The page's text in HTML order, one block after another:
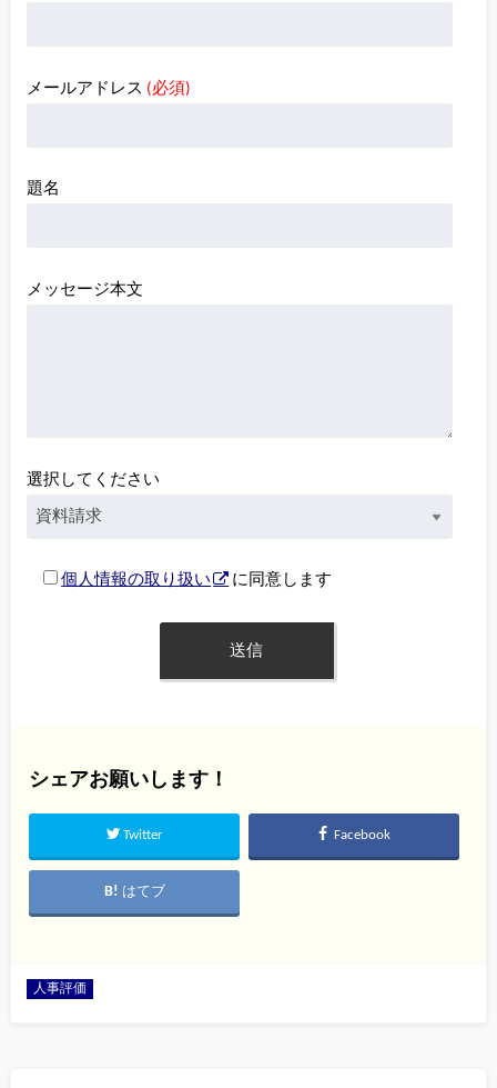
メールアドレス (必須)
題名
メッセージ本文
選択してください
個人情報の取り扱い に同意します
シェアお願いします！
Twitter Facebook
はてブ
人事評価